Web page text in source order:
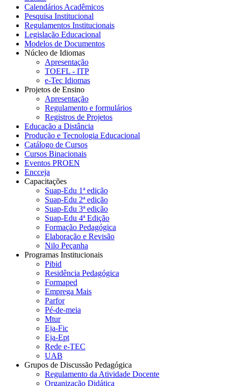
Calendários Acadêmicos
Pesquisa Institucional
Regulamentos Institucionais
Legislação Educacional
Modelos de Documentos
Núcleo de Idiomas
Apresentação
TOEFL - ITP
e-Tec Idiomas
Projetos de Ensino
Apresentação
Regulamento e formulários
Registros de Projetos
Educação a Distância
Produção e Tecnologia Educacional
Catálogo de Cursos
Cursos Binacionais
Eventos PROEN
Encceja
Capacitações
Suap-Edu 1ª edição
Suap-Edu 2ª edição
Suap-Edu 3ª edição
Suap-Edu 4ª Edição
Formação Pedagógica
Elaboração e Revisão
Nilo Peçanha
Programas Institucionais
Pibid
Residência Pedagógica
Formaped
Emprega Mais
Parfor
Pé-de-meia
Mtur
Eja-Fic
Eja-Ept
Rede e-TEC
UAB
Grupos de Discussão Pedagógica
Regulamento da Atividade Docente
Organização Didática